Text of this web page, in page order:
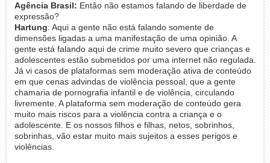
Agência Brasil: Então não estamos falando de liberdade de
expressão?
Hartung: Aqui a gente não está falando somente de
dimensões ligadas a uma manifestação de uma opinião. A
gente está falando aqui de crime muito severo que crianças e
adolescentes estão submetidos por uma internet não regulada.
Já vi casos de plataformas sem moderação ativa de conteúdo
em que cenas advindas de violência pessoal, que a gente
chamaria de pornografia infantil e de violência, circulando
livremente. A plataforma sem moderação de conteúdo gera
muito mais riscos para a violência contra a criança e o
adolescente. E os nossos filhos e filhas, netos, sobrinhos,
sobrinhas, vão estar muito mais sujeitos a esses perigos e
violências.